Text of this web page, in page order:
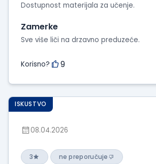
Dostupnost materijala za učenje.
Zamerke
Sve više liči na drzavno preduzeće.
Korisno? 9
ISKUSTVO
08.04.2026
3 ne preporučuje